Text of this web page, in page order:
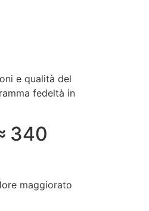
e qualità del
fedeltà in
340
maggiorato